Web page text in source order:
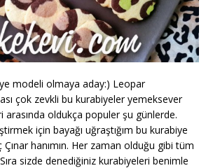
modeli olmaya aday:) Leopar
çok zevkli bu kurabiyeler yemeksever
oldukça populer şu günlerde.
için bayağı uğraştığım bu kurabiye
hanımın. Her zaman olduğu gibi tüm
sizde denediğiniz kurabiyeleri benimle